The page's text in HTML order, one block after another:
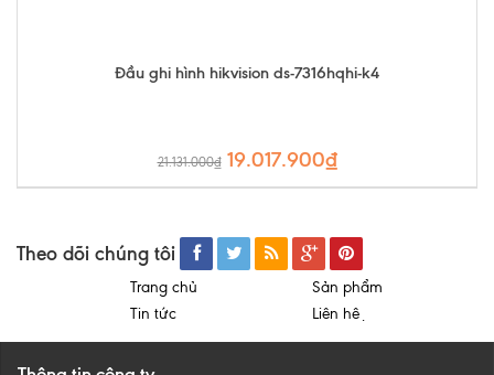
Đầu ghi hình hikvision ds-7316hqhi-k4
21.131.000₫ 19.017.900₫
Theo dõi chúng tôi
Trang chủ
Sản phẩm
Tin tức
Liên hệ